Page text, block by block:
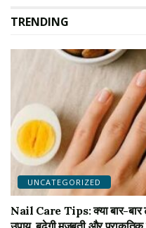
TRENDING
UNCATEGORIZED
Nail Care Tips: क्या बार-बार